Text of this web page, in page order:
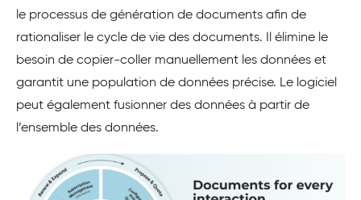
le processus de génération de documents afin de
rationaliser le cycle de vie des documents. Il élimine le
besoin de copier-coller manuellement les données et
garantit une population de données précise. Le logiciel
peut également fusionner des données à partir de
l’ensemble des données.